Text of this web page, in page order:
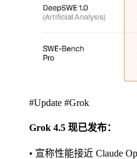
#Update #Grok
Grok 4.5 现已发布：
• 宣称性能接近 Claude